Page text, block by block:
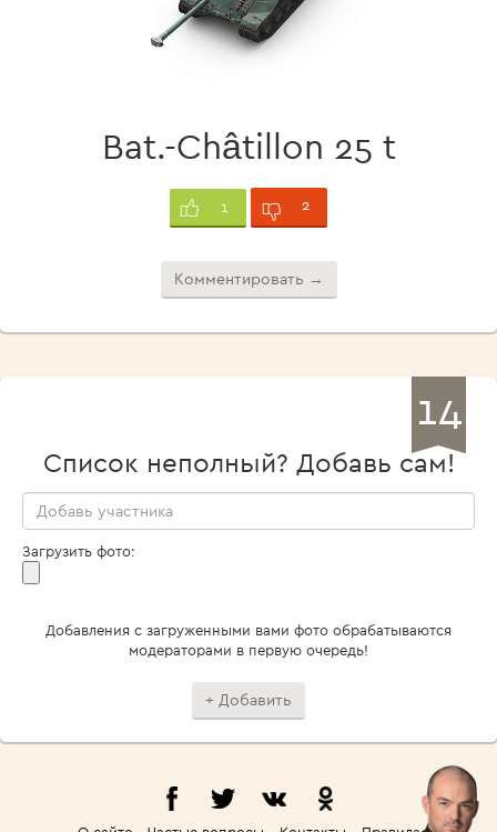
Bat.-Châtillon 25 t
1 2
Комментировать →
14
Список неполный? Добавь сам!
Загрузить фото:
Добавления с загруженными вами фото обрабатываются
модераторами в первую очередь!